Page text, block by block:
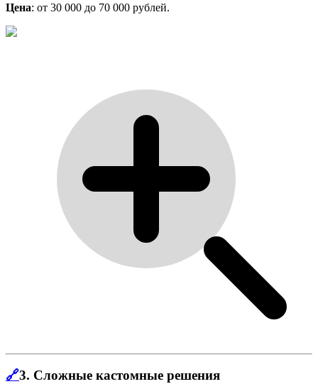
Цена: от 30 000 до 70 000 рублей.
🔗3. Сложные кастомные решения